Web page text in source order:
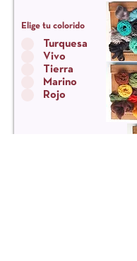
Elige tu colorido
Turquesa
Vivo
Tierra
Marino
Rojo